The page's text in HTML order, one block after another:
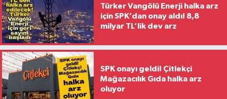
Türker Vangölü Enerji halka arz
için SPK’dan onay aldı! 8,8
milyar TL’lik dev arz
SPK onayı geldi! Çitlekçi
Mağazacılık Gıda halka arz
oluyor